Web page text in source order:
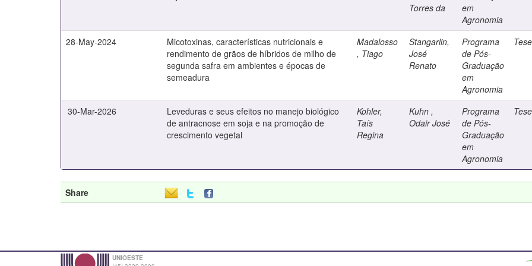
Torres da
em
Agronomia
28-May-2024
Micotoxinas, características nutricionais e
rendimento de grãos de híbridos de milho de
segunda safra em ambientes e épocas de
semeadura
Madalosso
, Tiago
Stangarlin,
José
Renato
Programa
de Pós-
Graduação
em
Agronomia
Tese
30-Mar-2026
Leveduras e seus efeitos no manejo biológico
de antracnose em soja e na promoção de
crescimento vegetal
Kohler,
Taís
Regina
Kuhn ,
Odair José
Programa
de Pós-
Graduação
em
Agronomia
Tese
Share
UNIOESTE